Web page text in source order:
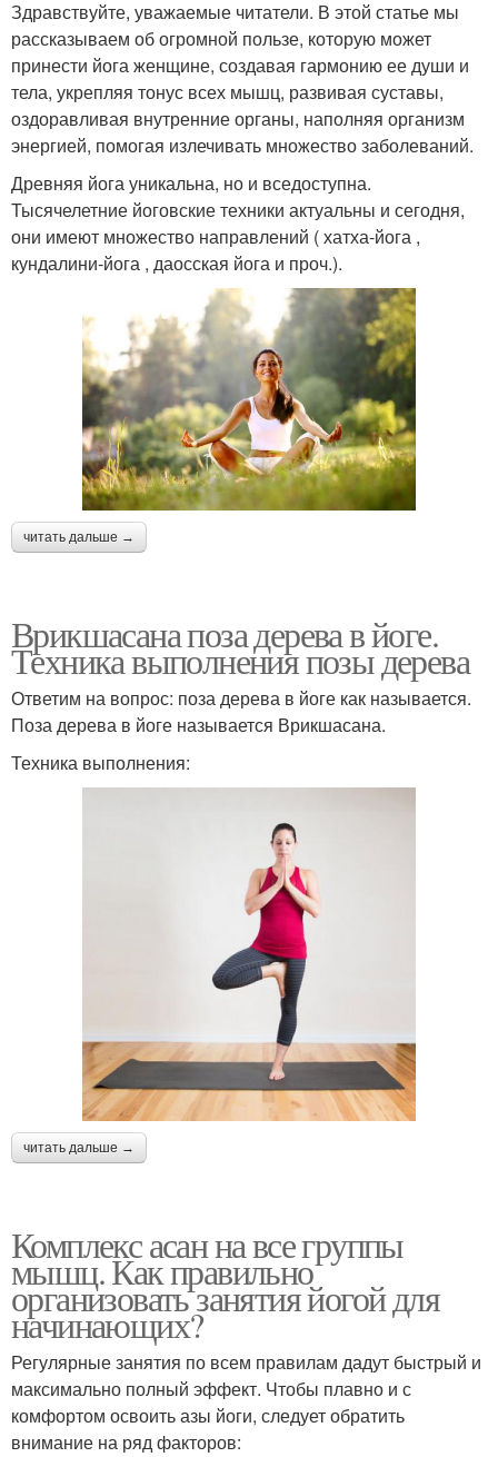
Здравствуйте, уважаемые читатели. В этой статье мы
рассказываем об огромной пользе, которую может
принести йога женщине, создавая гармонию ее души и
тела, укрепляя тонус всех мышц, развивая суставы,
оздоравливая внутренние органы, наполняя организм
энергией, помогая излечивать множество заболеваний.
Древняя йога уникальна, но и вседоступна.
Тысячелетние йоговские техники актуальны и сегодня,
они имеют множество направлений ( хатха-йога ,
кундалини-йога , даосская йога и проч.).
читать дальше →
Врикшасана поза дерева в йоге.
Техника выполнения позы дерева
Ответим на вопрос: поза дерева в йоге как называется.
Поза дерева в йоге называется Врикшасана.
Техника выполнения:
читать дальше →
Комплекс асан на все группы
мышц. Как правильно
организовать занятия йогой для
начинающих?
Регулярные занятия по всем правилам дадут быстрый и
максимально полный эффект. Чтобы плавно и с
комфортом освоить азы йоги, следует обратить
внимание на ряд факторов: